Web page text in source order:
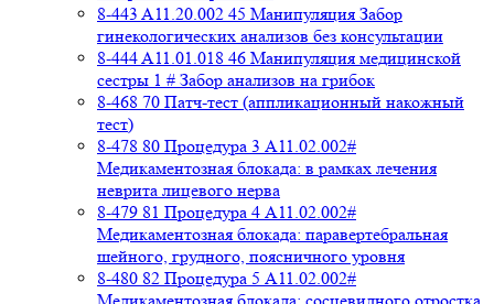
8-443 A11.20.002 45 Манипуляция Забор
гинекологических анализов без консультации
8-444 A11.01.018 46 Манипуляция медицинской
сестры 1 # Забор анализов на грибок
8-468 70 Патч-тест (аппликационный накожный
тест)
8-478 80 Процедура 3 A11.02.002#
Медикаментозная блокада: в рамках лечения
неврита лицевого нерва
8-479 81 Процедура 4 A11.02.002#
Медикаментозная блокада: паравертебральная
шейного, грудного, поясничного уровня
8-480 82 Процедура 5 A11.02.002#